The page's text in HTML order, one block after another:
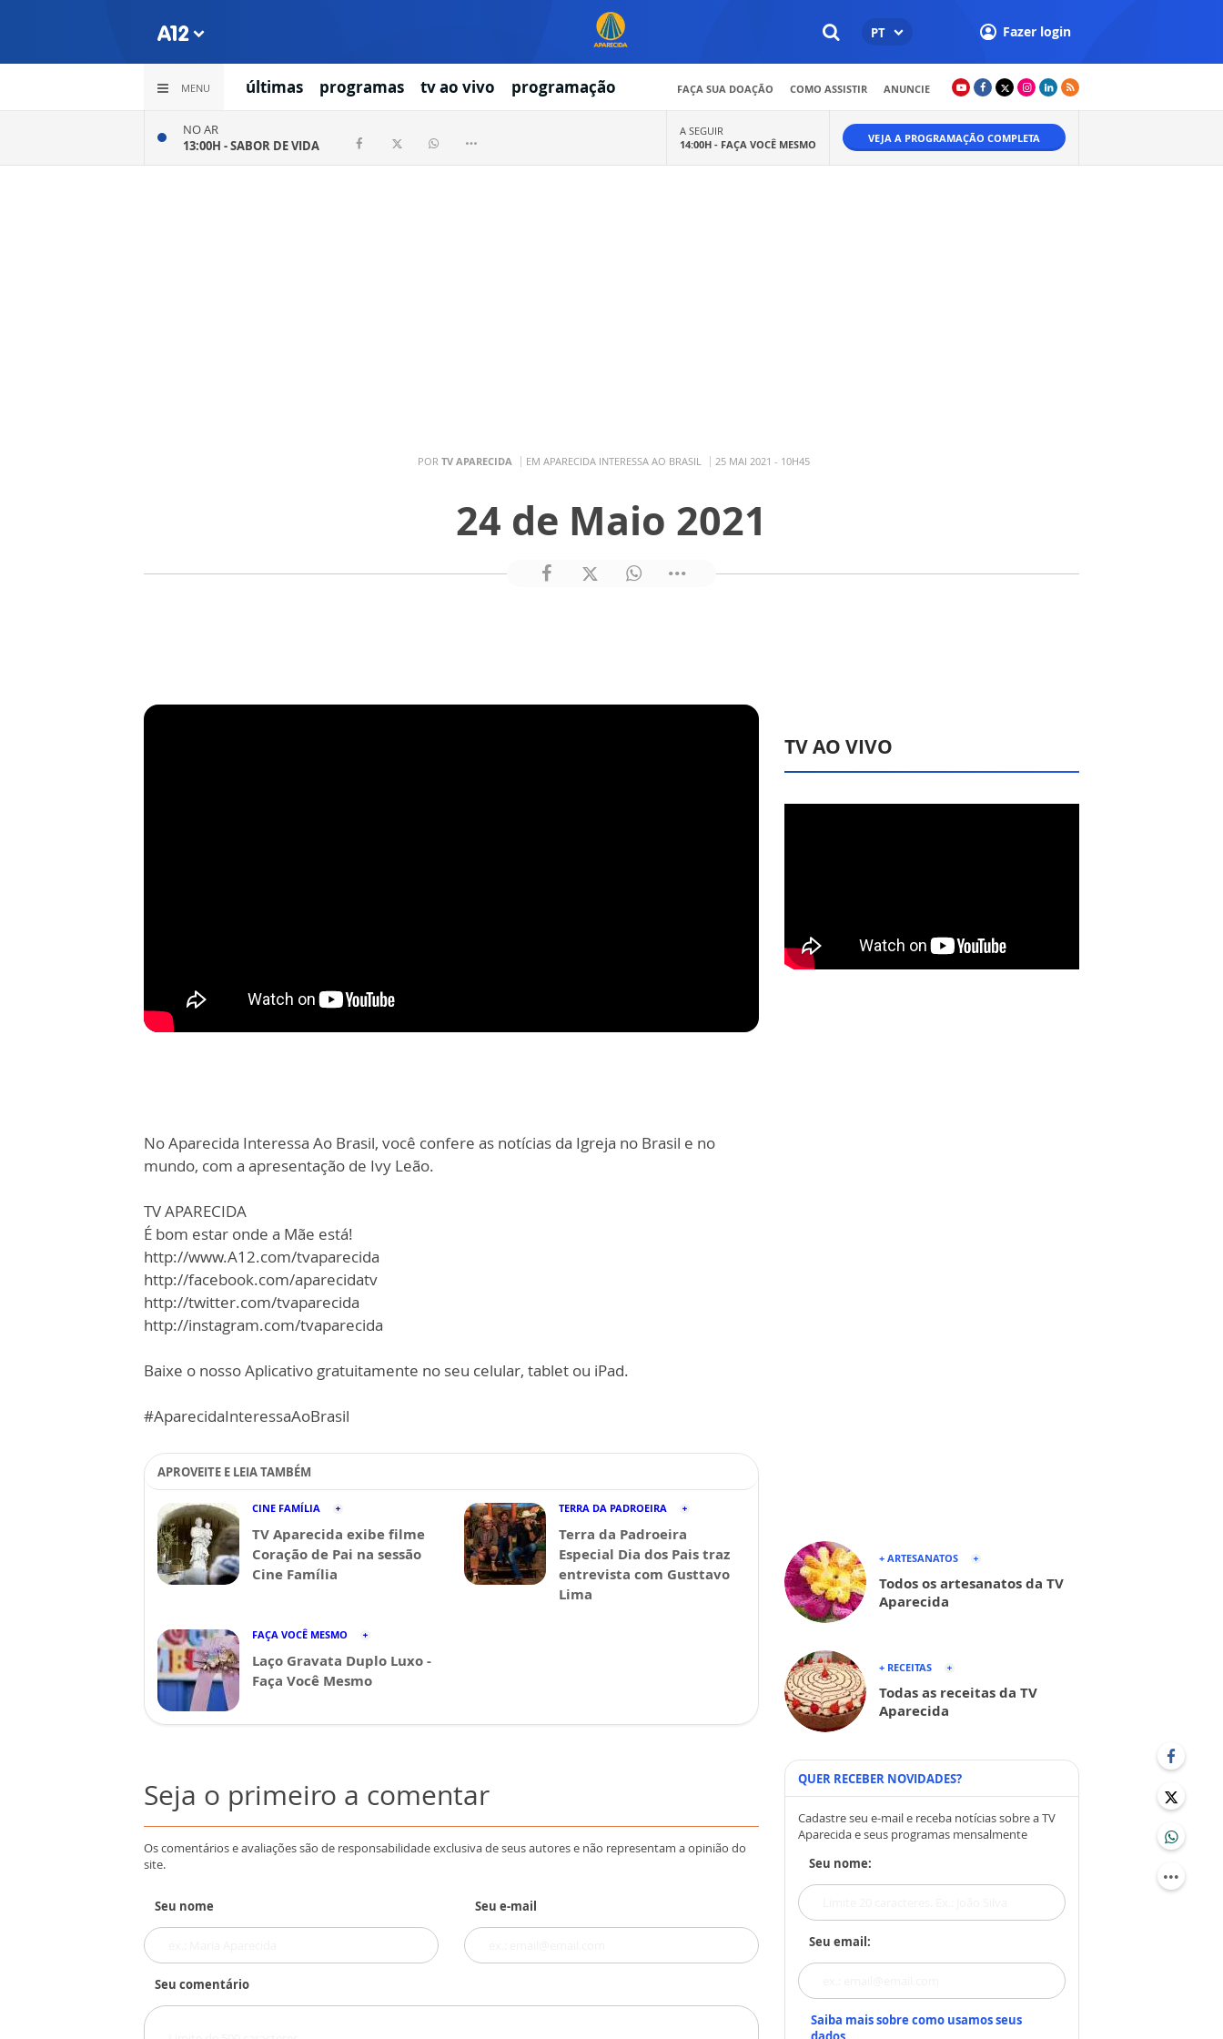
PT Fazer login
MENU últimas programas tv ao vivo programação FAÇA SUA DOAÇÃO COMO ASSISTIR ANUNCIE
NO AR
13:00H -SABOR DE VIDA
A SEGUIR
14:00H - FAÇA VOCÊ MESMO VEJA A PROGRAMAÇÃO COMPLETA
POR TV APARECIDA EM APARECIDA INTERESSA AO BRASIL 25 MAI 2021 - 10H45
24 de Maio 2021
No Aparecida Interessa Ao Brasil, você confere as notícias da Igreja no Brasil e no
mundo, com a apresentação de Ivy Leão.
TV APARECIDA
É bom estar onde a Mãe está!
http://www.A12.com/tvaparecida
http://facebook.com/aparecidatv
http://twitter.com/tvaparecida
http://instagram.com/tvaparecida
Baixe o nosso Aplicativo gratuitamente no seu celular, tablet ou iPad.
#AparecidaInteressaAoBrasil
APROVEITE E LEIA TAMBÉM
CINE FAMÍLIA
TV Aparecida exibe filme
Coração de Pai na sessão
Cine Família
TERRA DA PADROEIRA
Terra da Padroeira
Especial Dia dos Pais traz
entrevista com Gusttavo
Lima
FAÇA VOCÊ MESMO
Laço Gravata Duplo Luxo -
Faça Você Mesmo
Seja o primeiro a comentar
Os comentários e avaliações são de responsabilidade exclusiva de seus autores e não representam a opinião do
site.
Seu nome Seu e-mail
Seu comentário
TV AO VIVO
+ ARTESANATOS
Todos os artesanatos da TV
Aparecida
+ RECEITAS
Todas as receitas da TV
Aparecida
QUER RECEBER NOVIDADES?
Cadastre seu e-mail e receba notícias sobre a TV
Aparecida e seus programas mensalmente
Seu nome:
Seu email:
Saiba mais sobre como usamos seus